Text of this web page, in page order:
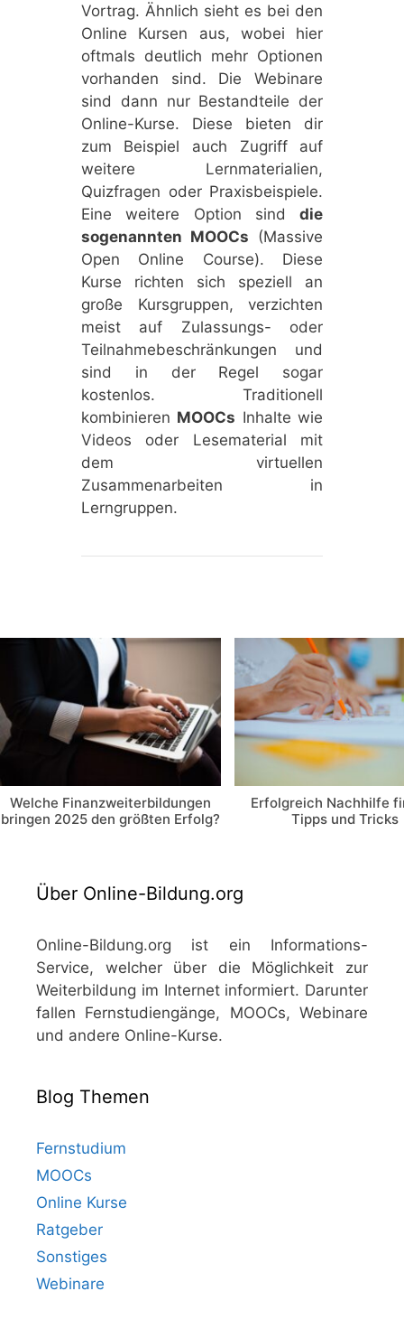
Vortrag. Ähnlich sieht es bei den
Online Kursen aus, wobei hier
oftmals deutlich mehr Optionen
vorhanden sind. Die Webinare
sind dann nur Bestandteile der
Online-Kurse. Diese bieten dir
zum Beispiel auch Zugriff auf
weitere Lernmaterialien,
Quizfragen oder Praxisbeispiele.
Eine weitere Option sinddie
sogenannten MOOCs (Massive
Open Online Course). Diese
Kurse richten sich speziell an
große Kursgruppen, verzichten
meist auf Zulassungs- oder
Teilnahmebeschränkungen und
sind in der Regel sogar
kostenlos. Traditionell
kombinieren MOOCs Inhalte wie
Videos oder Lesematerial mit
dem virtuellen
Zusammenarbeiten in
Lerngruppen.
Welche Finanzweiterbildungen
bringen 2025 den größten Erfolg?
Erfolgreich Nachhilfe
Tipps und Tricks
Über Online-Bildung.org
Online-Bildung.org ist ein Informations-
Service, welcher über die Möglichkeit zur
Weiterbildung im Internet informiert. Darunter
fallen Fernstudiengänge, MOOCs, Webinare
und andere Online-Kurse.
Blog Themen
Fernstudium
MOOCs
Online Kurse
Ratgeber
Sonstiges
Webinare